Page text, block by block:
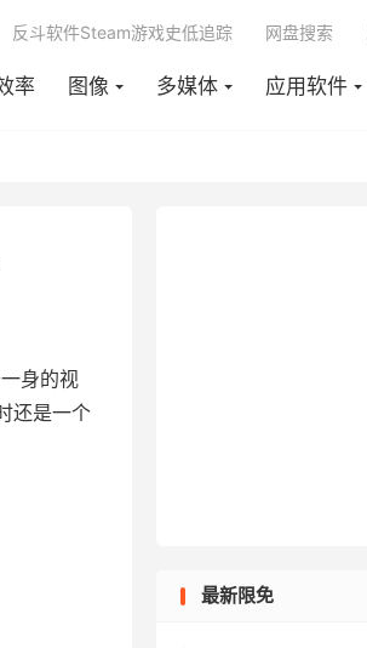
率 图像 多媒体 应用软件
反斗软件Steam游戏史低追踪 网盘搜索
身的视
还是一个
最新限免